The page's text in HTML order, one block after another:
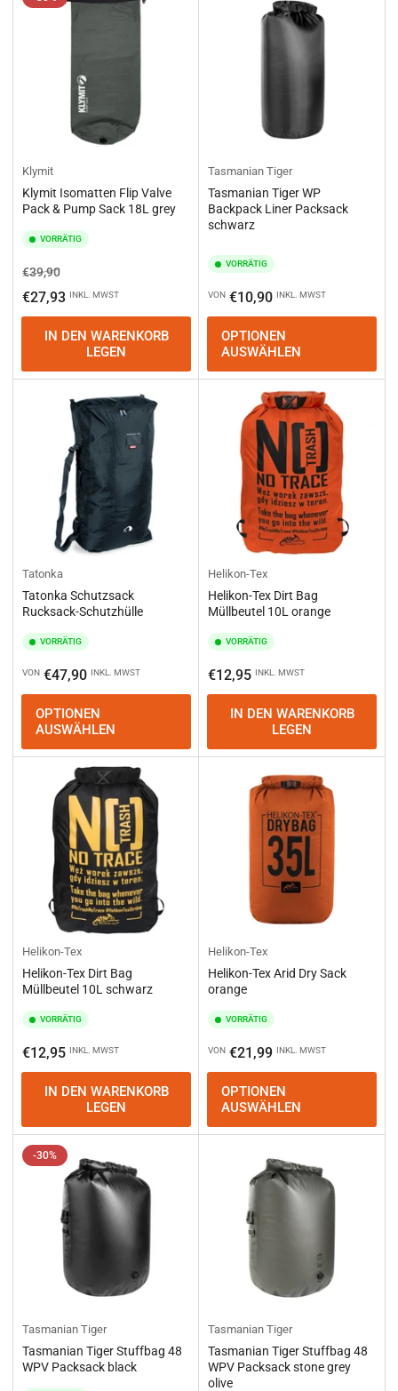
Klymit
Klymit Isomatten Flip Valve
Pack & Pump Sack 18L grey
VORRÄTIG
Normaler
Preis
€39,90Ausverkaufspreis
€27,93 INKL. MWST
IN DEN WARENKORB
LEGEN
Tasmanian Tiger
Tasmanian Tiger WP
Backpack Liner Packsack
schwarz
VORRÄTIG
Normaler
Preis
VON €10,90 INKL. MWST
OPTIONEN
AUSWÄHLEN
Tatonka
Tatonka Schutzsack
Rucksack-Schutzhülle
VORRÄTIG
Normaler
Preis
VON €47,90 INKL. MWST
OPTIONEN
AUSWÄHLEN
Helikon-Tex
Helikon-Tex Dirt Bag
Müllbeutel 10L orange
VORRÄTIG
Normaler
Preis
€12,95 INKL. MWST
IN DEN WARENKORB
LEGEN
Helikon-Tex
Helikon-Tex Dirt Bag
Müllbeutel 10L schwarz
VORRÄTIG
Normaler
Preis
€12,95 INKL. MWST
IN DEN WARENKORB
LEGEN
Helikon-Tex
Helikon-Tex Arid Dry Sack
orange
VORRÄTIG
Normaler
Preis
VON €21,99 INKL. MWST
OPTIONEN
AUSWÄHLEN
-30%
Tasmanian Tiger
Tasmanian Tiger Stuffbag 48
WPV Packsack black
Tasmanian Tiger
Tasmanian Tiger Stuffbag 48
WPV Packsack stone grey
olive